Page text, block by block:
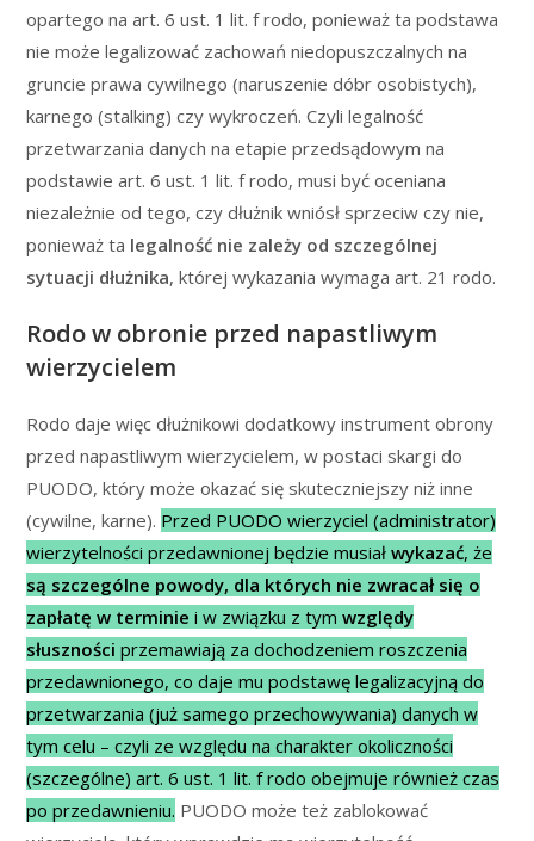
opartego na art. 6 ust. 1 lit. f rodo, ponieważ ta podstawa
nie może legalizować zachowań niedopuszczalnych na
gruncie prawa cywilnego (naruszenie dóbr osobistych),
karnego (stalking) czy wykroczeń. Czyli legalność
przetwarzania danych na etapie przedsądowym na
podstawie art. 6 ust. 1 lit. f rodo, musi być oceniana
niezależnie od tego, czy dłużnik wniósł sprzeciw czy nie,
ponieważ ta legalność nie zależy od szczególnej
sytuacji dłużnika, której wykazania wymaga art. 21 rodo.
Rodo w obronie przed napastliwym
wierzycielem
Rodo daje więc dłużnikowi dodatkowy instrument obrony
przed napastliwym wierzycielem, w postaci skargi do
PUODO, który może okazać się skuteczniejszy niż inne
(cywilne, karne). Przed PUODO wierzyciel (administrator)
wierzytelności przedawnionej będzie musiałwykazać, że
są szczególne powody, dla których nie zwracał się o
zapłatę w terminiei w związku z tymwzględy
słuszności przemawiają za dochodzeniem roszczenia
przedawnionego, co daje mu podstawę legalizacyjną do
przetwarzania (już samego przechowywania) danych w
tym celu – czyli ze względu na charakter okoliczności
(szczególne) art. 6 ust. 1 lit. f rodo obejmuje również czas
po przedawnieniu. PUODO może też zablokować